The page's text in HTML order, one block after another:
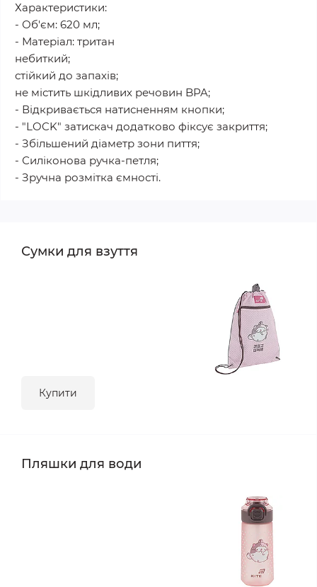
Характеристики:
- Об'єм: 620 мл;
- Матеріал: тритан
небиткий;
стійкий до запахів;
не містить шкідливих речовин BPA;
- Відкривається натисненням кнопки;
- "LOCK" затискач додатково фіксує закриття;
- Збільшений діаметр зони пиття;
- Силіконова ручка-петля;
- Зручна розмітка ємності.
Сумки для взуття
Купити
Пляшки для води